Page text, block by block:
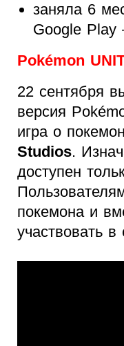
заняла 6
Google
Pokémon
22 сентября
версия
игра о
Studios.
доступен
покемона и
участвовать